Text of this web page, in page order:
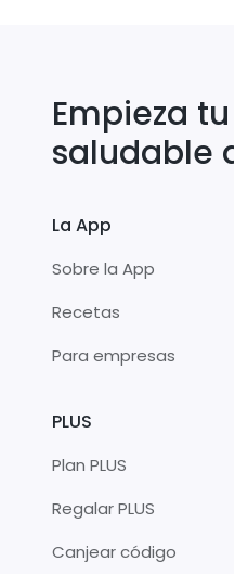
Empieza
saludable
La App
Sobre la App
Recetas
Para empresas
PLUS
Plan PLUS
Regalar PLUS
Canjear código